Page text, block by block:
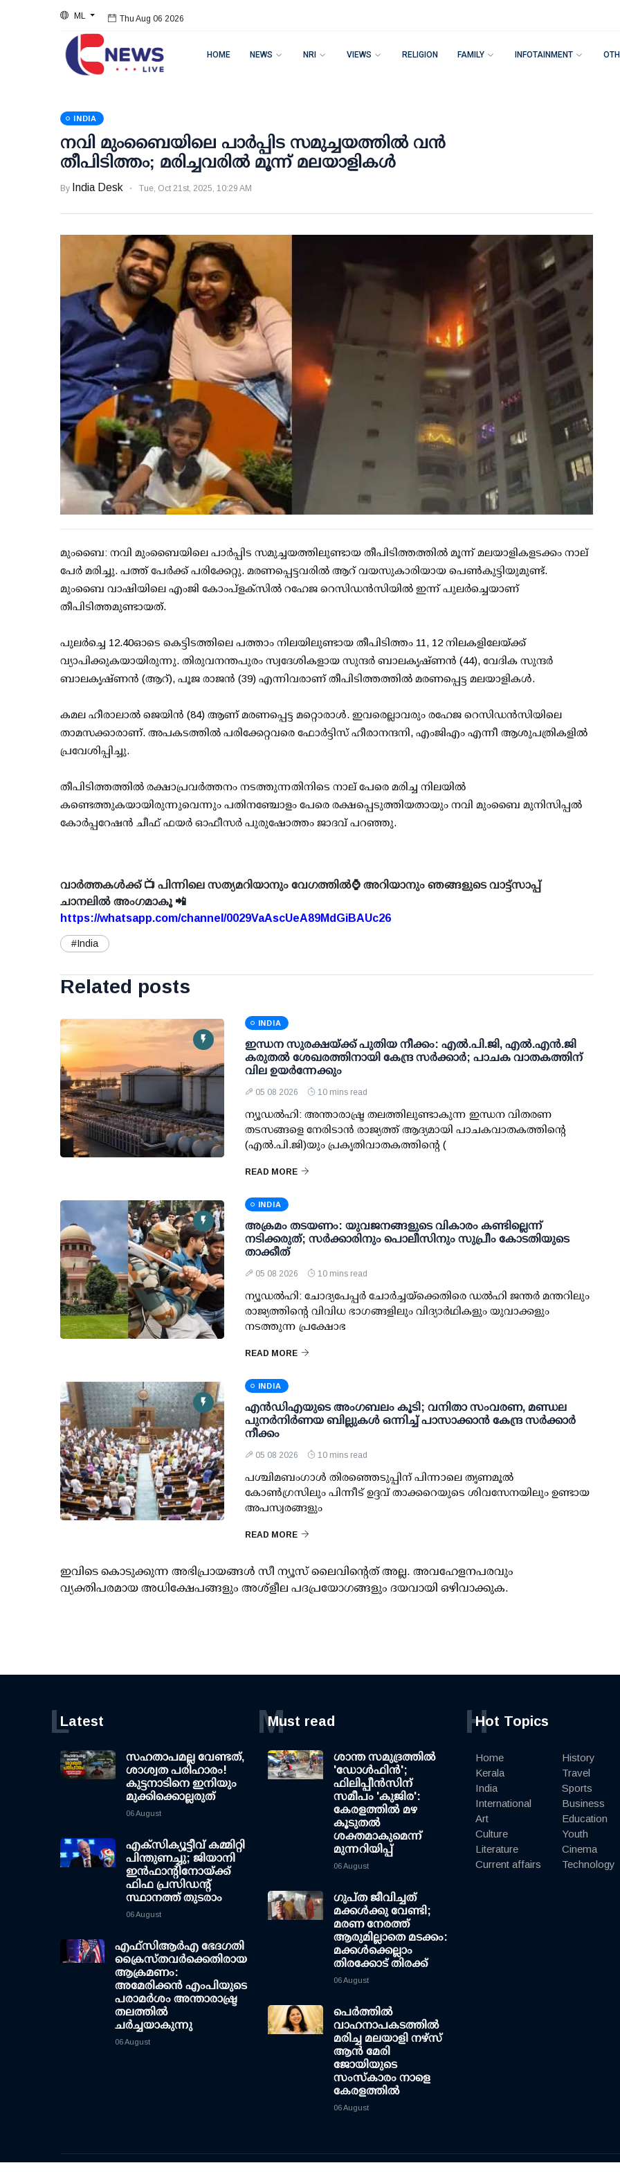
ML Thu Aug 06 2026
HOME NEWS NRI VIEWS RELIGION FAMILY INFOTAINMENT
INDIA
നവി മുംബൈയിലെ പാര്‍പ്പിട സമുച്ചയത്തില്‍ വന്‍
തീപിടിത്തം; മരിച്ചവരില്‍ മൂന്ന് മലയാളികള്‍
By India Desk Tue, Oct 21st, 2025, 10:29 AM
മുംബൈ: നവി മുംബൈയിലെ പാര്‍പ്പിട സമുച്ചയത്തിലുണ്ടായ തീപിടിത്തത്തില്‍ മൂന്ന് മലയാളികളടക്കം നാല്
പേര്‍ മരിച്ചു. പത്ത് പേര്‍ക്ക് പരിക്കേറ്റു. മരണപ്പെട്ടവരില്‍ ആറ് വയസുകാരിയായ പെണ്‍കുട്ടിയുമുണ്ട്.
മുംബൈ വാഷിയിലെ എംജി കോംപ്‌ളക്സില്‍ റഹേജ റെസിഡന്‍സിയില്‍ ഇന്ന് പുലര്‍ച്ചെയാണ്
തീപിടിത്തമുണ്ടായത്.
പുലര്‍ച്ചെ 12.40ഓടെ കെട്ടിടത്തിലെ പത്താം നിലയിലുണ്ടായ തീപിടിത്തം 11, 12 നിലകളിലേയ്ക്ക്
വ്യാപിക്കുകയായിരുന്നു. തിരുവനന്തപുരം സ്വദേശികളായ സുന്ദര്‍ ബാലകൃഷ്ണന്‍ (44), വേദിക സുന്ദര്‍
ബാലകൃഷ്ണന്‍ (ആറ്), പൂജ രാജന്‍ (39) എന്നിവരാണ് തീപിടിത്തത്തില്‍ മരണപ്പെട്ട മലയാളികള്‍.
കമല ഹീരാലാല്‍ ജെയിന്‍ (84) ആണ് മരണപ്പെട്ട മറ്റൊരാള്‍. ഇവരെല്ലാവരും രഹേജ റെസിഡന്‍സിയിലെ
താമസക്കാരാണ്. അപകടത്തില്‍ പരിക്കേറ്റവരെ ഫോര്‍ട്ടിസ് ഹീരാനന്ദനി, എംജിഎം എന്നീ ആശുപത്രികളില്‍
പ്രവേശിപ്പിച്ചു.
തീപിടിത്തത്തില്‍ രക്ഷാപ്രവര്‍ത്തനം നടത്തുന്നതിനിടെ നാല് പേരെ മരിച്ച നിലയില്‍
കണ്ടെത്തുകയായിരുന്നുവെന്നും പതിനഞ്ചോളം പേരെ രക്ഷപ്പെടുത്തിയതായും നവി മുംബൈ മുനിസിപ്പല്‍
കോര്‍പ്പറേഷന്‍ ചീഫ് ഫയര്‍ ഓഫീസര്‍ പുരുഷോത്തം ജാദവ് പറഞ്ഞു.
വാർത്തകൾക്ക് 📺 പിന്നിലെ സത്യമറിയാനും വേഗത്തിൽ⌚ അറിയാനും ഞങ്ങളുടെ വാട്ട്സാപ്പ്
ചാനലിൽ അംഗമാകൂ 📲
https://whatsapp.com/channel/0029VaAscUeA89MdGiBAUc26
#India
Related posts
INDIA
ഇന്ധന സുരക്ഷയ്ക്ക് പുതിയ നീക്കം: എല്‍.പി.ജി, എല്‍.എന്‍.ജി
കരുതല്‍ ശേഖരത്തിനായി കേന്ദ്ര സര്‍ക്കാര്‍; പാചക വാതകത്തിന്
വില ഉയര്‍ന്നേക്കും
05 08 2026 10 mins read
ന്യൂഡല്‍ഹി: അന്താരാഷ്ട്ര തലത്തിലുണ്ടാകുന്ന ഇന്ധന വിതരണ
തടസങ്ങളെ നേരിടാന്‍ രാജ്യത്ത് ആദ്യമായി പാചകവാതകത്തിന്റെ
(എല്‍.പി.ജി)യും പ്രകൃതിവാതകത്തിന്റെ (
READ MORE
INDIA
അക്രമം തടയണം: യുവജനങ്ങളുടെ വികാരം കണ്ടില്ലെന്ന്
നടിക്കരുത്; സര്‍ക്കാരിനും പൊലീസിനും സുപ്രീം കോടതിയുടെ
താക്കീത്
05 08 2026 10 mins read
ന്യൂഡല്‍ഹി: ചോദ്യപേപ്പര്‍ ചോര്‍ച്ചയ്ക്കെതിരെ ഡല്‍ഹി ജന്തര്‍ മന്തറിലും
രാജ്യത്തിന്റെ വിവിധ ഭാഗങ്ങളിലും വിദ്യാര്‍ഥികളും യുവാക്കളും
നടത്തുന്ന പ്രക്ഷോഭ
READ MORE
INDIA
എന്‍ഡിഎയുടെ അംഗബലം കൂടി; വനിതാ സംവരണ, മണ്ഡല
പുനര്‍നിര്‍ണയ ബില്ലുകള്‍ ഒന്നിച്ച് പാസാക്കാന്‍ കേന്ദ്ര സര്‍ക്കാര്‍
നീക്കം
05 08 2026 10 mins read
പശ്ചിമബംഗാള്‍ തിരഞ്ഞെടുപ്പിന് പിന്നാലെ തൃണമൂല്‍
കോണ്‍ഗ്രസിലും പിന്നീട് ഉദ്ദവ് താക്കറെയുടെ ശിവസേനയിലും ഉണ്ടായ
അപസ്വരങ്ങളും
READ MORE
ഇവിടെ കൊടുക്കുന്ന അഭിപ്രായങ്ങള്‍ സീ ന്യൂസ് ലൈവിന്റെത് അല്ല. അവഹേളനപരവും
വ്യക്തിപരമായ അധിക്ഷേപങ്ങളും അശ്‌ളീല പദപ്രയോഗങ്ങളും ദയവായി ഒഴിവാക്കുക.
Latest
L
സഹതാപമല്ല വേണ്ടത്,
ശാശ്വത പരിഹാരം!
കുട്ടനാടിനെ ഇനിയും
മുക്കിക്കൊല്ലരുത്
06 August
എക്സിക്യൂട്ടീവ് കമ്മിറ്റി
പിന്തുണച്ചു; ജിയാനി
ഇന്‍ഫാന്റിനോയ്ക്ക്
ഫിഫ പ്രസിഡന്റ്
സ്ഥാനത്ത് തുടരാം
06 August
എഫ്‌സി‌ആര്‍‌എ ഭേദഗതി
ക്രൈസ്തവർക്കെതിരായ
ആക്രമണം:
അമേരിക്കൻ എംപിയുടെ
പരാമർശം അന്താരാഷ്ട്ര
തലത്തിൽ
ചർച്ചയാകുന്നു
06 August
Must read
M
ശാന്ത സമുദ്രത്തില്‍
'ഡോള്‍ഫിന്‍';
ഫിലിപ്പീന്‍സിന്
സമീപം 'കുജിര':
കേരളത്തില്‍ മഴ
കൂടുതല്‍
ശക്തമാകുമെന്ന്
മുന്നറിയിപ്പ്
06 August
ഗുപ്ത ജീവിച്ചത്
മക്കള്‍ക്കു വേണ്ടി;
മരണ നേരത്ത്
ആരുമില്ലാതെ മടക്കം:
മക്കള്‍ക്കെല്ലാം
തിരക്കോട് തിരക്ക്
06 August
പെർത്തിൽ
വാഹനാപകടത്തിൽ
മരിച്ച മലയാളി നഴ്സ്
ആൻ മേരി
ജോയിയുടെ
സംസ്കാരം നാളെ
കേരളത്തിൽ
06 August
Hot Topics
H
Home
Kerala
India
International
Art
Culture
Literature
Current affairs
History
Travel
Sports
Business
Education
Youth
Cinema
Technology